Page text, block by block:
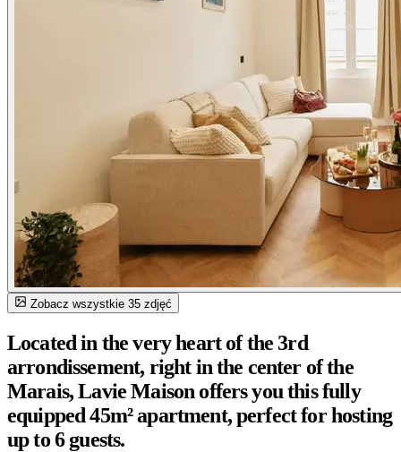
Zobacz wszystkie 35 zdjęć
Located in the very heart of the 3rd
arrondissement, right in the center of the
Marais, Lavie Maison offers you this fully
equipped 45m² apartment, perfect for hosting
up to 6 guests.